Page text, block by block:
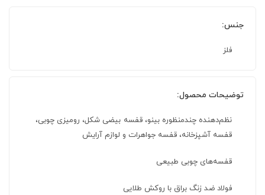
جنس:
فلز
توضیحات محصول:
نظم‌دهنده چندمنظوره بینو، قفسه بیضی شکل، رومیزی چوبی،
قفسه آشپزخانه، قفسه جواهرات و لوازم آرایش
قفسه‌های چوبی طبیعی
فولاد ضد زنگ براق با روکش طلایی